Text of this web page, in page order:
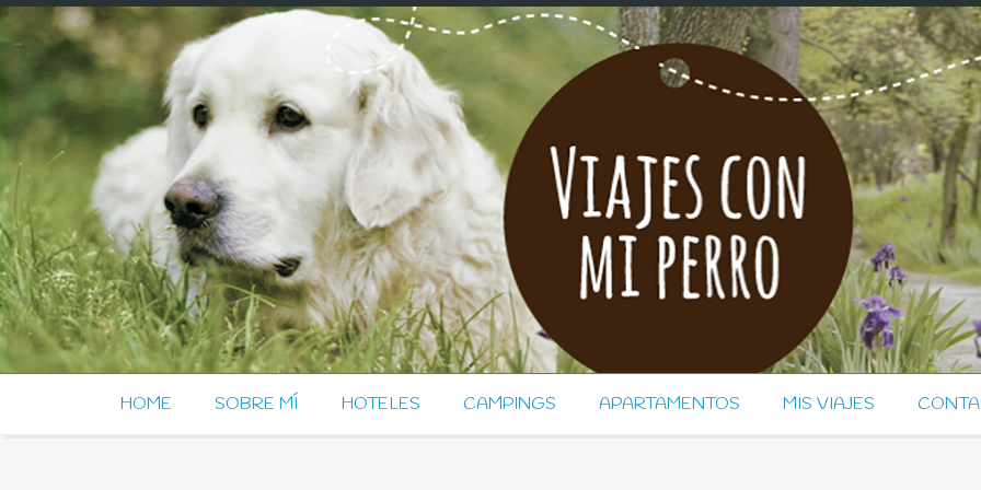
HOME SOBRE MÍ HOTELES CAMPINGS APARTAMENTOS MIS VIAJES